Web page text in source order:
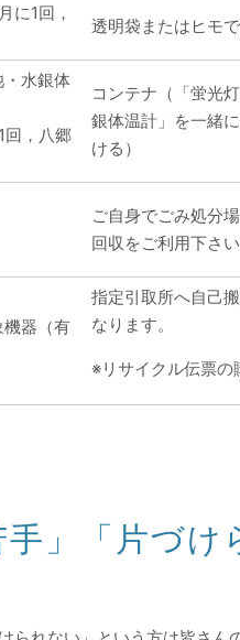
に1回，
透明袋またはヒモ
水銀体
回，八郷
コンテナ（「蛍光
銀体温計」を一緒
ける）
ご自身でごみ処分
回収をご利用下さい
器（有
指定引取所へ自己
なります。
※リサイクル伝票の
手」「片づ